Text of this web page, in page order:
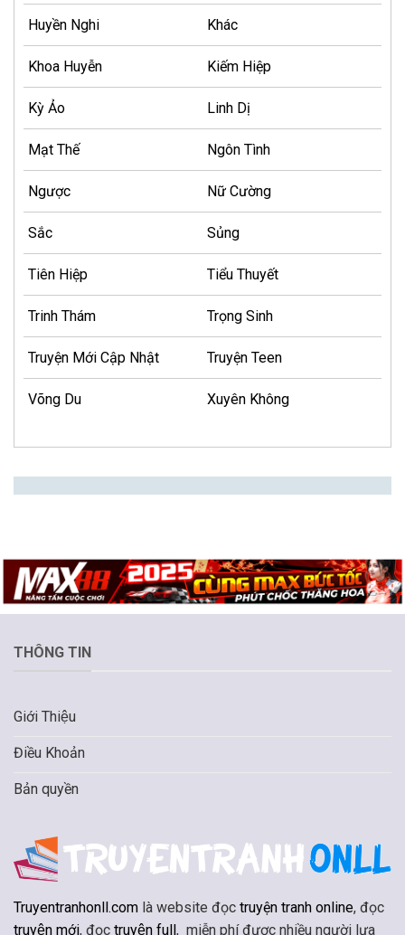
Huyền Nghi Khác
Khoa Huyễn Kiếm Hiệp
Kỳ Ảo Linh Dị
Mạt Thế Ngôn Tình
Ngược Nữ Cường
Sắc Sủng
Tiên Hiệp Tiểu Thuyết
Trinh Thám Trọng Sinh
Truyện Mới Cập Nhật Truyện Teen
Võng Du Xuyên Không
THÔNG TIN
Giới Thiệu
Điều Khoản
Bản quyền
Truyentranhonll.com là website đọc truyện tranh online, đọc
truyện mới, đọc truyện full , miễn phí được nhiều người lựa